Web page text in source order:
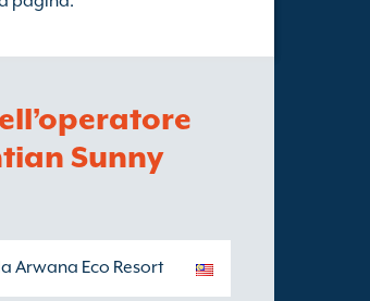
Sunny
Arwana Eco Resort